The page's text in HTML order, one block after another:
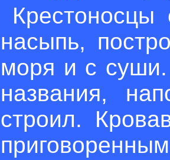
Крестоносцы
насыпь,
моря и с
названия,
строил.